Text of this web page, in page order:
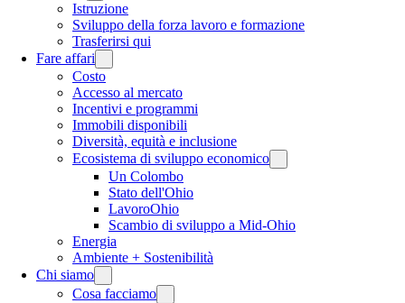
Istruzione
Sviluppo della forza lavoro e formazione
Trasferirsi qui
Fare affari
Costo
Accesso al mercato
Incentivi e programmi
Immobili disponibili
Diversità, equità e inclusione
Ecosistema di sviluppo economico
Un Colombo
Stato dell'Ohio
LavoroOhio
Scambio di sviluppo a Mid-Ohio
Energia
Ambiente + Sostenibilità
Chi siamo
Cosa facciamo